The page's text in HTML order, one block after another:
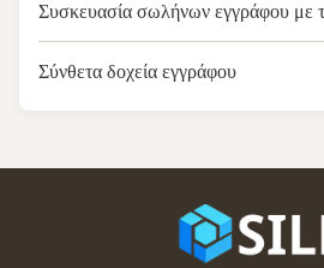
Συσκευασία σωλήνων εγγράφου με
Σύνθετα δοχεία εγγράφου